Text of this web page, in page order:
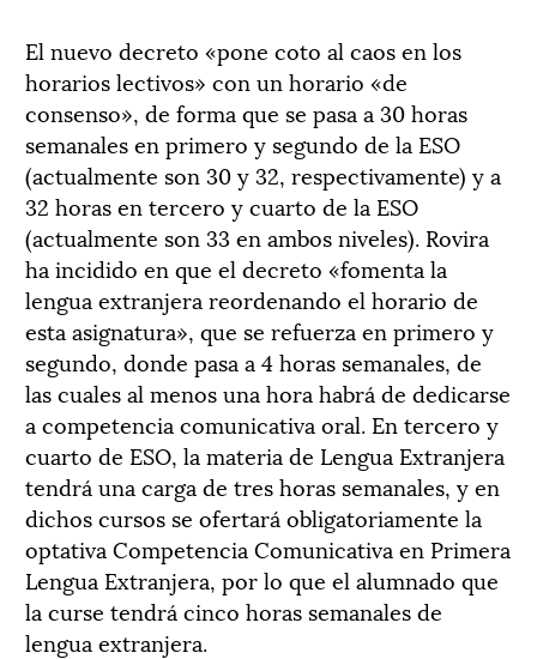
El nuevo decreto «pone coto al caos en los
horarios lectivos» con un horario «de
consenso», de forma que se pasa a 30 horas
semanales en primero y segundo de la ESO
(actualmente son 30 y 32, respectivamente) y a
32 horas en tercero y cuarto de la ESO
(actualmente son 33 en ambos niveles). Rovira
ha incidido en que el decreto «fomenta la
lengua extranjera reordenando el horario de
esta asignatura», que se refuerza en primero y
segundo, donde pasa a 4 horas semanales, de
las cuales al menos una hora habrá de dedicarse
a competencia comunicativa oral. En tercero y
cuarto de ESO, la materia de Lengua Extranjera
tendrá una carga de tres horas semanales, y en
dichos cursos se ofertará obligatoriamente la
optativa Competencia Comunicativa en Primera
Lengua Extranjera, por lo que el alumnado que
la curse tendrá cinco horas semanales de
lengua extranjera.